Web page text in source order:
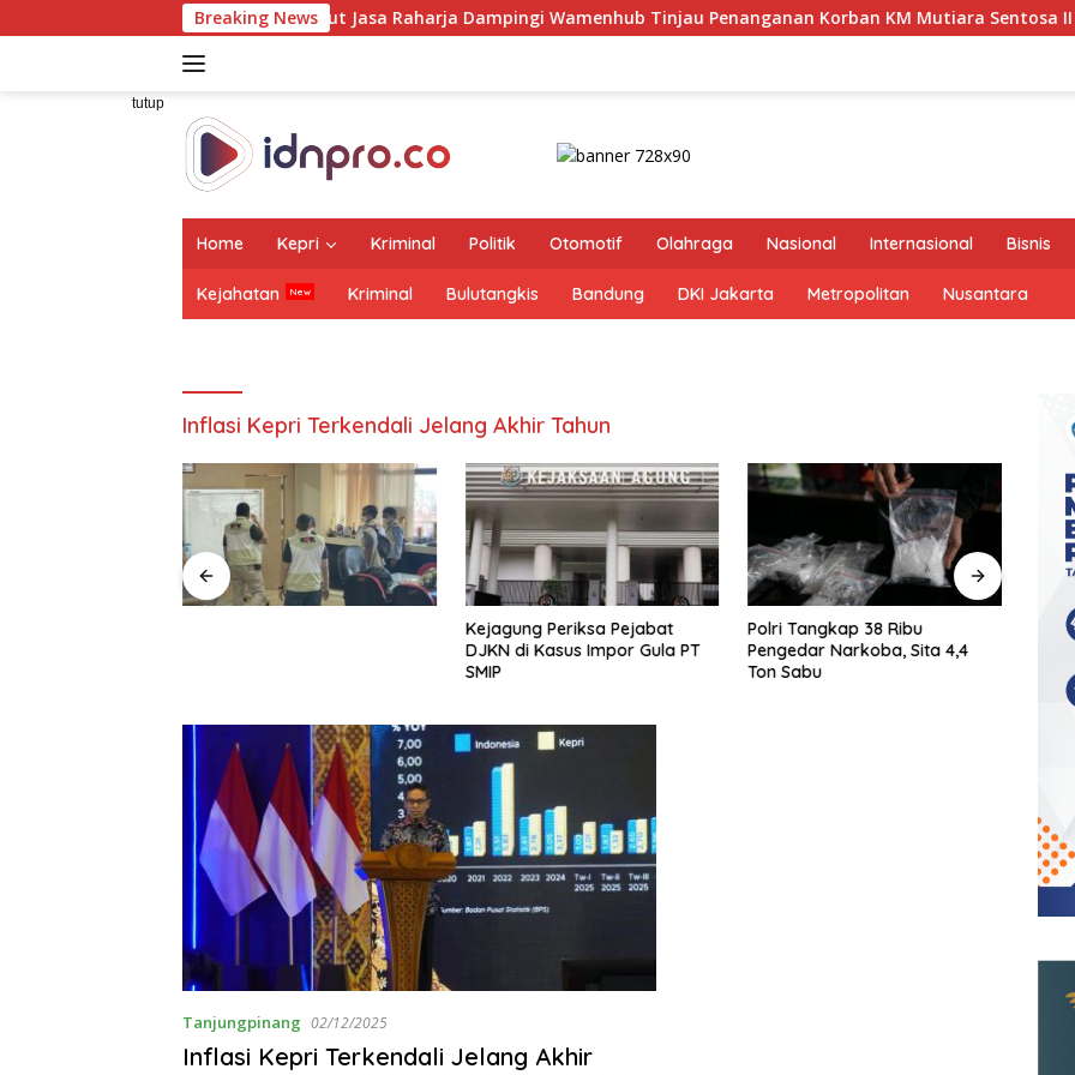
ke
Breaking News
Dirut Jasa Raharja Dampingi Wamenhub Tinjau Penanganan Korban KM Mutiara Sentosa II di RS PHC Surabaya
tutup
Home Kepri Kriminal Politik Otomotif Olahraga Nasional Internasional Bisnis
Kejahatan Kriminal Bulutangkis Bandung DKI Jakarta Metropolitan Nusantara
Inflasi Kepri Terkendali Jelang Akhir Tahun
Kejagung Periksa Pejabat
DJKN di Kasus Impor Gula PT
SMIP
Polri Tangkap 38 Ribu
Pengedar Narkoba, Sita 4,4
Ton Sabu
Tanjungpinang 02/12/2025
Inflasi Kepri Terkendali Jelang Akhir